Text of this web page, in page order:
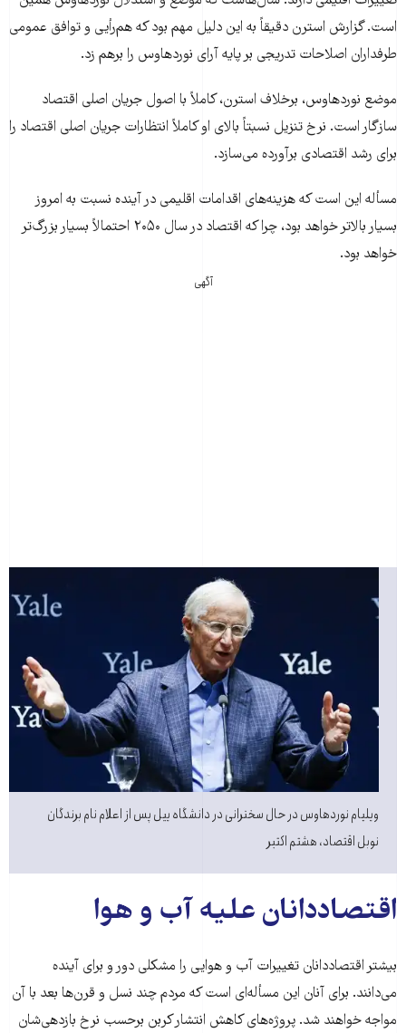
است. گزارش استرن دقیقاً به این دلیل مهم بود که هم‌رأیی و توافق عمومی
طرفداران اصلاحات تدریجی بر پایه آرای نوردهاوس را برهم زد.
موضع نوردهاوس، برخلاف استرن، کاملاً با اصول جریان اصلی اقتصاد
سازگار است. نرخ تنزیل نسبتاً بالای او کاملاً انتظارات جریان اصلی اقتصاد را
برای رشد اقتصادی برآورده می‌سازد.
مسأله این است که هزینه‌های اقدامات اقلیمی در آینده نسبت به امروز
بسیار بالاتر خواهد بود، چرا که اقتصاد در سال ۲۰۵۰ احتمالاً بسیار بزرگ‌تر
خواهد بود.
آگهی
ویلیام نوردهاوس در حال سخنرانی در دانشگاه ییل پس از اعلام نام برندگان
نوبل اقتصاد، هشتم اکتبر
اقتصاددانان علیه آب و هوا
بیشتر اقتصاددانان تغییرات آب و هوایی را مشکلی دور و برای آینده
می‌دانند. برای آنان این مسأله‌ای است که مردم چند نسل و قرن‌ها بعد با آن
مواجه خواهند شد. پروژه‌های کاهش انتشار کربن برحسب نرخ بازدهی‌شان